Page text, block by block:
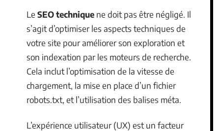
Le SEO technique ne doit pas être négligé. Il
s’agit d’optimiser les aspects techniques de
votre site pour améliorer son exploration et
son indexation par les moteurs de recherche.
Cela inclut l’optimisation de la vitesse de
chargement, la mise en place d’un fichier
robots.txt, et l’utilisation des balises méta.
L’expérience utilisateur (UX) est un facteur